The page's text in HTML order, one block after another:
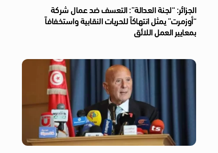
الجزائر: “لجنة العدالة”: التعسف ضد عمال شركة
“أوزمرت” يمثل انتهاكاً للحريات النقابية واستخفافاً
بمعايير العمل اللائق